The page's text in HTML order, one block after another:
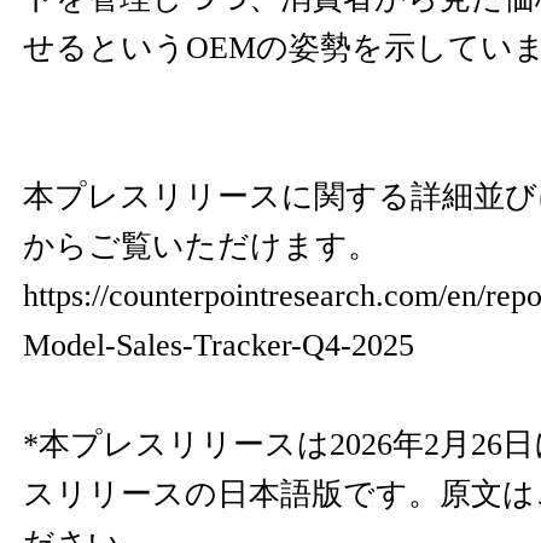
せるというOEMの姿勢を示してい
本プレスリリースに関する詳細並
からご覧いただけます。
https://counterpointresearch.com/en/
Model-Sales-Tracker-Q4-2025
*本プレスリリースは2026年2月26
スリリースの日本語版です。原文